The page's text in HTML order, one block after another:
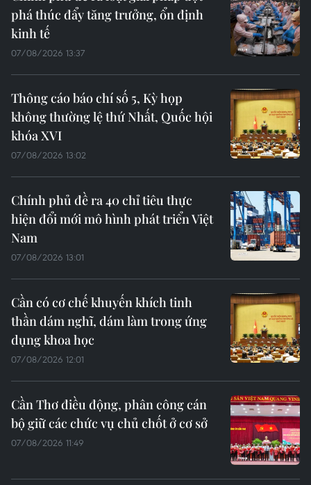
phá thúc đẩy tăng trưởng, ổn định
kinh tế
07/08/2026 13:37
Thông cáo báo chí số 5, Kỳ họp
không thường lệ thứ Nhất, Quốc hội
khóa XVI
07/08/2026 13:02
Chính phủ đề ra 40 chỉ tiêu thực
hiện đổi mới mô hình phát triển Việt
Nam
07/08/2026 13:01
Cần có cơ chế khuyến khích tinh
thần dám nghĩ, dám làm trong ứng
dụng khoa học
07/08/2026 12:01
Cần Thơ điều động, phân công cán
bộ giữ các chức vụ chủ chốt ở cơ sở
07/08/2026 11:49